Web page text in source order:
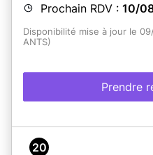
Prochain RDV : 10/
Disponibilité mise à jour le
ANTS)
Prendre
20